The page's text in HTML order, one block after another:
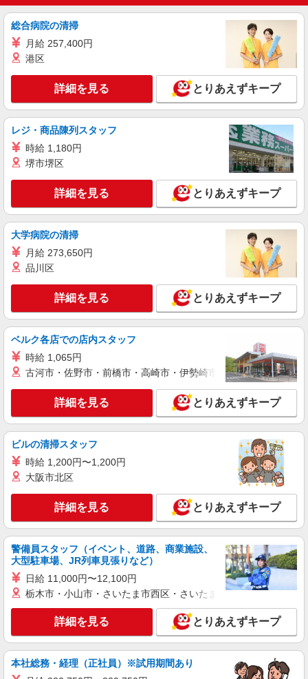
アルバイト パート
株式会社バイトレ（ADM817988）
【接客なし】静かな職場で集中◎検品・箱詰め
スタッフ
時給1120円（就業先により異なる）
兵庫県神戸市西区
キープ 詳細を見る
アルバイト パート
株式会社バイトレ（ADM817438）
【接客なし】静かな職場で集中◎検品・箱詰め
スタッフ
時給1250円（就業先により異なる）
兵庫県神戸市西区
キープ 詳細を見る
アルバイト パート
株式会社バイトレ（ADM816840）
コツコツ派歓迎｜見る・分ける・貼るだけ♪倉
庫内軽作業
時給1116円（就業先により異なる）
詳細を見る
アルバイト パート
株式会社バイトレ（ADM816844）
コツコツ派歓迎｜見る・分ける・貼るだけ♪倉
庫内軽作業
時給1116円（就業先により異なる）
兵庫県神戸市西区
キープ 詳細を見る
アルバイト パート
株式会社バイトレ（ADM819016）
【迷ったらコレ】箱に入れるだけ♪モクモク軽
作業スタッフ
時給1380円（就業先により異なる）
兵庫県神戸市西区
キープ 詳細を見る
総合病院の清掃
月給 257,400円
港区
詳細を見る とりあえずキープ
レジ・商品陳列スタッフ
時給 1,180円
堺市堺区
詳細を見る とりあえずキープ
大学病院の清掃
月給 273,650円
品川区
詳細を見る とりあえずキープ
ベルク各店での店内スタッフ
時給 1,065円
古河市・佐野市・前橋市・高崎市・伊勢崎市・太田市・館林市
詳細を見る とりあえずキープ
ビルの清掃スタッフ
時給 1,200円〜1,200円
大阪市北区
詳細を見る とりあえずキープ
警備員スタッフ（イベント、道路、商業施設、
大型駐車場、JR列車見張りなど）
日給 11,000円〜12,100円
栃木市・小山市・さいたま市西区・さいたま市岩槻区・久喜市・
詳細を見る とりあえずキープ
本社総務・経理（正社員）※試用期間あり